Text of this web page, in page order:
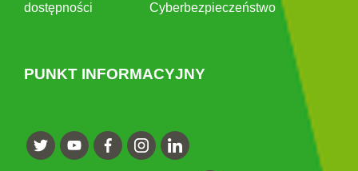
dostępności
Cyberbezpieczeństwo
PUNKT INFORMACYJNY